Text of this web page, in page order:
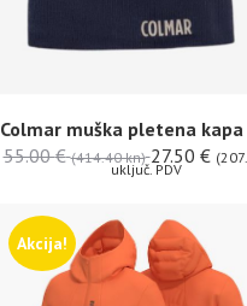
Colmar muška pletena kapa
55.00€ (414.40 kn) 27.50 €
uključ. PDV
Akcija!